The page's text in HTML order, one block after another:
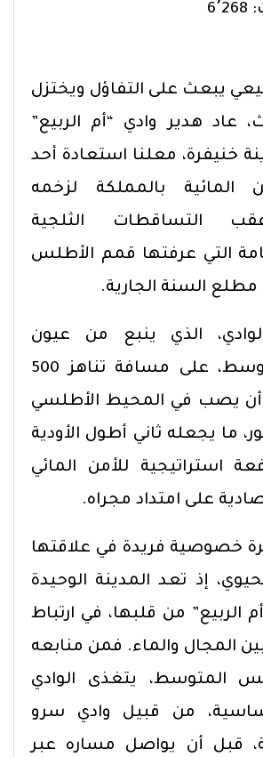
6٬268
يبعث على التفاؤل ويختزل
عاد هدير وادي “أم الربيع”
خنيفرة، معلنا استعادة أحد
المائية بالمملكة لزخمه
التساقطات الثلجية
التي عرفتها قمم الأطلس
السنة الجارية.
الذي ينبع من عيون
الأطلس المتوسط، على مسافة تناهز 500
أن يصب في المحيط الأطلسي
ما يجعله ثاني أطول الأودية
استراتيجية للأمن المائي
على امتداد مجراه.
خصوصية فريدة في علاقتها
إذ تعد المدينة الوحيدة
الربيع” من قلبها، في ارتباط
المجال والماء. فمن منابعه
المتوسط، يتغذى الوادي
من قبيل وادي سرو
قبل أن يواصل مساره عبر